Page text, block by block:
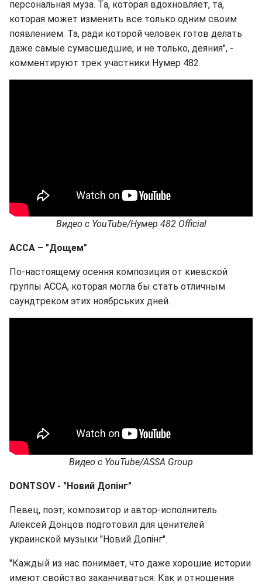
персональная муза. Та, которая вдохновляет, та,
которая может изменить все только одним своим
появлением. Та, ради которой человек готов делать
даже самые сумасшедшие, и не только, деяния", -
комментируют трек участники Нумер 482.
Видео сYouTube/Нумер 482 Official
АССА – "Дощем"
По-настоящему осення композиция от киевской
группы АССА, которая могла бы стать отличным
саундтреком этих ноябрських дней.
Видео с YouTube/ASSA Group
DONTSOV - "Новий Допінг"
Певец, поэт, композитор и автор-исполнитель
Алексей Донцов подготовил для ценителей
украинской музыки "Новий Допінг".
"Каждый из нас понимает, что даже хорошие истории
имеют свойство заканчиваться. Как и отношения